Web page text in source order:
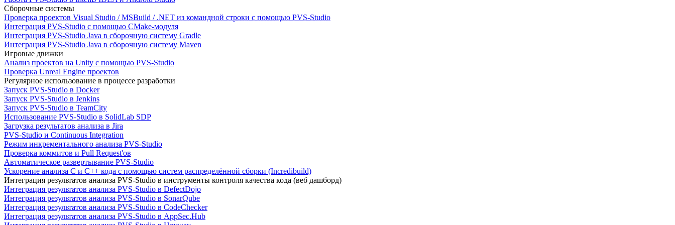
Сборочные системы
Проверка проектов Visual Studio / MSBuild / .NET из командной строки с помощью PVS-Studio
Интеграция PVS-Studio с помощью CMake-модуля
Интеграция PVS-Studio Java в сборочную систему Gradle
Интеграция PVS-Studio Java в сборочную систему Maven
Игровые движки
Анализ проектов на Unity с помощью PVS-Studio
Проверка Unreal Engine проектов
Регулярное использование в процессе разработки
Запуск PVS-Studio в Docker
Запуск PVS-Studio в Jenkins
Запуск PVS-Studio в TeamCity
Использование PVS-Studio в SolidLab SDP
Загрузка результатов анализа в Jira
PVS-Studio и Continuous Integration
Режим инкрементального анализа PVS-Studio
Проверка коммитов и Pull Request'ов
Автоматическое развертывание PVS-Studio
Ускорение анализа C и C++ кода с помощью систем распределённой сборки (Incredibuild)
Интеграция результатов анализа PVS-Studio в инструменты контроля качества кода (веб дашборд)
Интеграция результатов анализа PVS-Studio в DefectDojo
Интеграция результатов анализа PVS-Studio в SonarQube
Интеграция результатов анализа PVS-Studio в CodeChecker
Интеграция результатов анализа PVS-Studio в AppSec.Hub